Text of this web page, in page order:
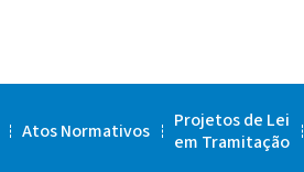
Atos Normativos
Projetos de Lei
em Tramitação